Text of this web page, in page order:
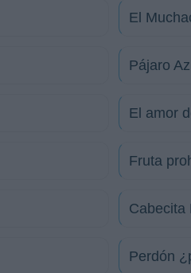
El
Pájaro
El amor
Fruta
Cabecita
Perdón